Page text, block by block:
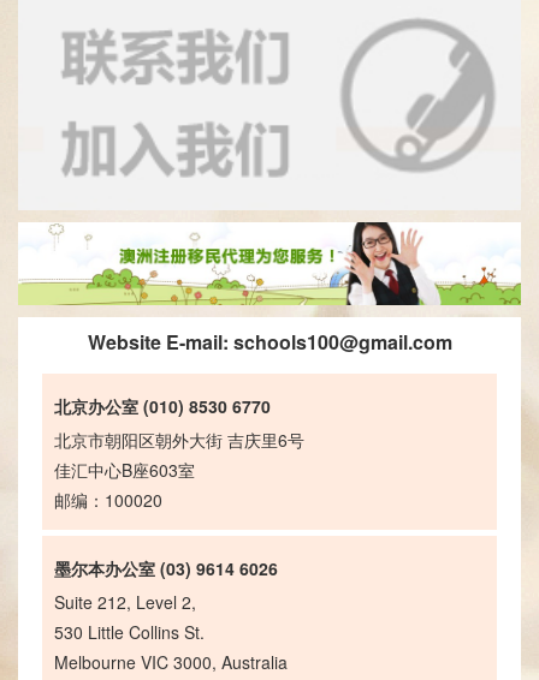
Website E-mail: schools100@gmail.com
北京办公室 (010) 8530 6770
北京市朝阳区朝外大街 吉庆里6号
佳汇中心B座603室
邮编：100020
墨尔本办公室 (03) 9614 6026
Suite 212, Level 2,
530 Little Collins St.
Melbourne VIC 3000, Australia